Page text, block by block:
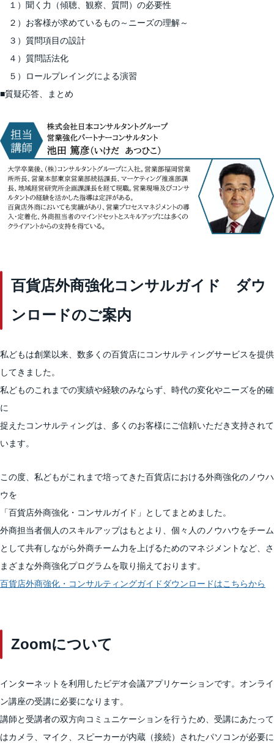
１）聞く力（傾聴、観察、質問）の必要性
２）お客様が求めているもの～ニーズの理解～
３）質問項目の設計
４）質問話法化
５）ロールプレイングによる演習
■質疑応答、まとめ
百貨店外商強化コンサルガイド ダウ
ンロードのご案内
私どもは創業以来、数多くの百貨店にコンサルティングサービスを提供
してきました。
私どものこれまでの実績や経験のみならず、時代の変化やニーズを的確
に
捉えたコンサルティングは、多くのお客様にご信頼いただき支持されて
います。
この度、私どもがこれまで培ってきた百貨店における外商強化のノウハ
ウを
「百貨店外商強化・コンサルガイド」としてまとめました。
外商担当者個人のスキルアップはもとより、個々人のノウハウをチーム
として共有しながら外商チーム力を上げるためのマネジメントなど、さ
まざまな外商強化プログラムを取り揃えております。
百貨店外商強化・コンサルティングガイドダウンロードはこちらから
Zoomについて
インターネットを利用したビデオ会議アプリケーションです。オンライ
ン講座の受講に必要になります。
講師と受講者の双方向コミュニケーションを行うため、受講にあたって
はカメラ、マイク、スピーカーが内蔵（接続）されたパソコンが必要に